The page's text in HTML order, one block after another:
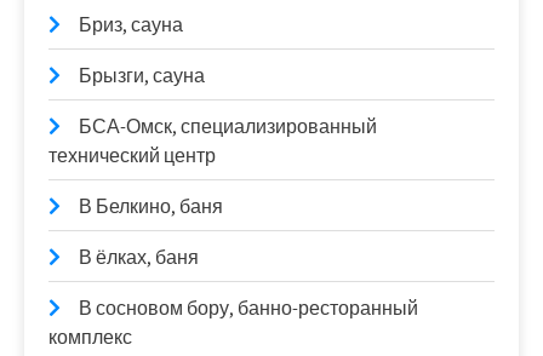
Бриз, сауна
Брызги, сауна
БСА-Омск, специализированный
технический центр
В Белкино, баня
В ёлках, баня
В сосновом бору, банно-ресторанный
комплекс